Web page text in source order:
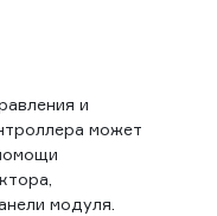
и
может
модуля.